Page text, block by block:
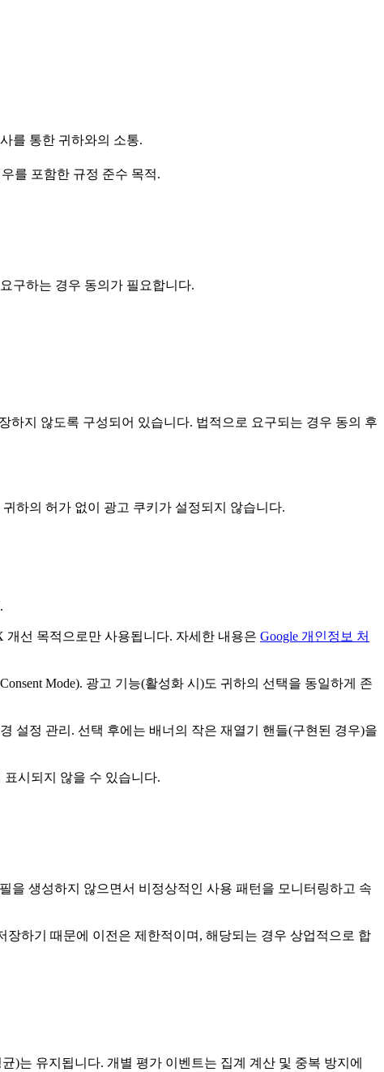
를 통한 귀하와의 소통.
를 포함한 규정 준수 목적.
구하는 경우 동의가 필요합니다.
하지 않도록 구성되어 있습니다. 법적으로 요구되는 경우 동의 후
하의 허가 없이 광고 쿠키가 설정되지 않습니다.
개선 목적으로만 사용됩니다. 자세한 내용은 Google 개인정보 처
Mode). 광고 기능(활성화 시)도 귀하의 선택을 동일하게 존
설정 관리. 선택 후에는 배너의 작은 재열기 핸들(구현된 경우)을
시되지 않을 수 있습니다.
을 생성하지 않으면서 비정상적인 사용 패턴을 모니터링하고 속
하기 때문에 이전은 제한적이며, 해당되는 경우 상업적으로 합
)는 유지됩니다. 개별 평가 이벤트는 집계 계산 및 중복 방지에